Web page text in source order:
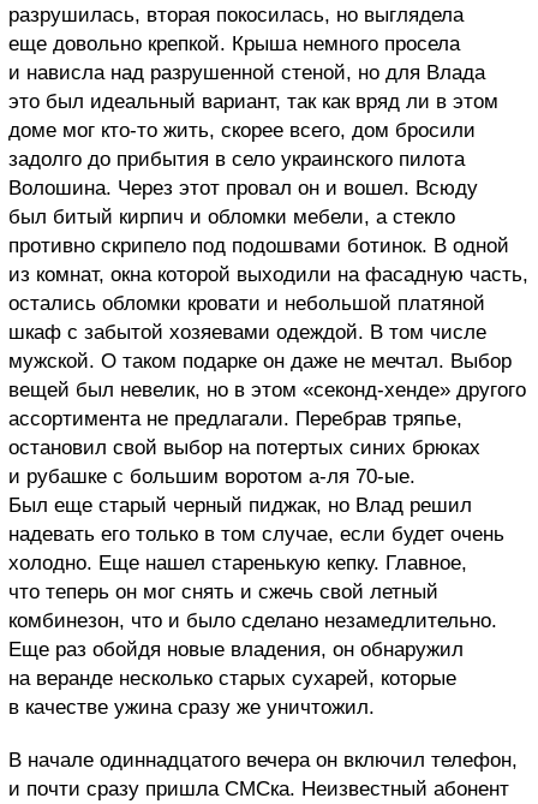
разрушилась, вторая покосилась, но выглядела
еще довольно крепкой. Крыша немного просела
и нависла над разрушенной стеной, но для Влада
это был идеальный вариант, так как вряд ли в этом
доме мог кто-то жить, скорее всего, дом бросили
задолго до прибытия в село украинского пилота
Волошина. Через этот провал он и вошел. Всюду
был битый кирпич и обломки мебели, а стекло
противно скрипело под подошвами ботинок. В одной
из комнат, окна которой выходили на фасадную часть,
остались обломки кровати и небольшой платяной
шкаф с забытой хозяевами одеждой. В том числе
мужской. О таком подарке он даже не мечтал. Выбор
вещей был невелик, но в этом «секонд-хенде» другого
ассортимента не предлагали. Перебрав тряпье,
остановил свой выбор на потертых синих брюках
и рубашке с большим воротом а-ля 70-ые.
Был еще старый черный пиджак, но Влад решил
надевать его только в том случае, если будет очень
холодно. Еще нашел старенькую кепку. Главное,
что теперь он мог снять и сжечь свой летный
комбинезон, что и было сделано незамедлительно.
Еще раз обойдя новые владения, он обнаружил
на веранде несколько старых сухарей, которые
в качестве ужина сразу же уничтожил.
В начале одиннадцатого вечера он включил телефон,
и почти сразу пришла СМСка. Неизвестный абонент